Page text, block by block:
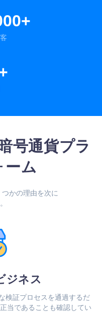
号通貨プラ
ーム
かの理由を次に
ジネス
検証プロセスを通過するだ
当であることも確認してい